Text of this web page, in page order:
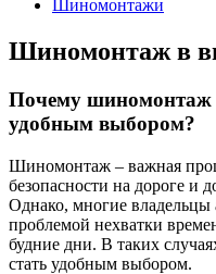
Шиномонтажи
Шиномонтаж в
Почему шиномонтаж
удобным выбором?
Шиномонтаж – важная
безопасности на дороге и
Однако, многие владельцы
проблемой нехватки
будние дни. В таких
стать удобным выбором.